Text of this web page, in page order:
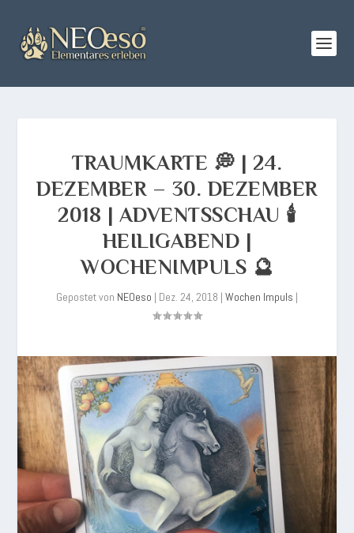
TRAUMKARTE 💭 | 24.
DEZEMBER – 30. DEZEMBER
2018 | ADVENTSSCHAU 🕯
HEILIGABEND |
WOCHENIMPULS 🔮
Gepostet von NEOeso | Dez. 24, 2018 | Wochen Impuls |